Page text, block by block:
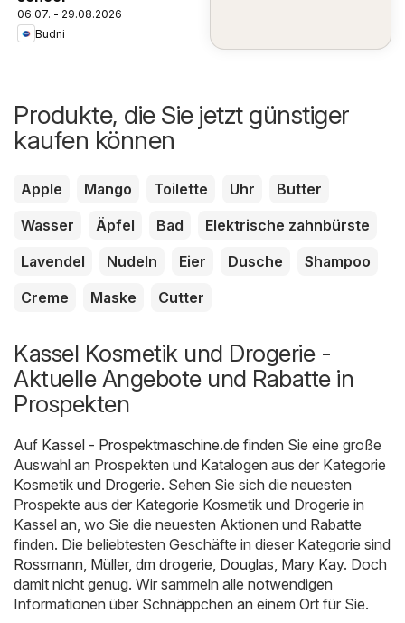
06.07. - 29.08.2026
Budni
Produkte, die Sie jetzt günstiger
kaufen können
Apple Mango Toilette Uhr
Butter
Wasser
Äpfel Bad
Elektrische zahnbürste
Lavendel
Nudeln Eier Dusche
Shampoo
Creme
Maske Cutter
Kassel Kosmetik und Drogerie -
Aktuelle Angebote und Rabatte in
Prospekten
Auf Kassel - Prospektmaschine.de finden Sie eine große
Auswahl an Prospekten und Katalogen aus der Kategorie
Kosmetik und Drogerie. Sehen Sie sich die neuesten
Prospekte aus der Kategorie Kosmetik und Drogerie in
Kassel an, wo Sie die neuesten Aktionen und Rabatte
finden. Die beliebtesten Geschäfte in dieser Kategorie sind
Rossmann, Müller, dm drogerie, Douglas, Mary Kay. Doch
damit nicht genug. Wir sammeln alle notwendigen
Informationen über Schnäppchen an einem Ort für Sie.